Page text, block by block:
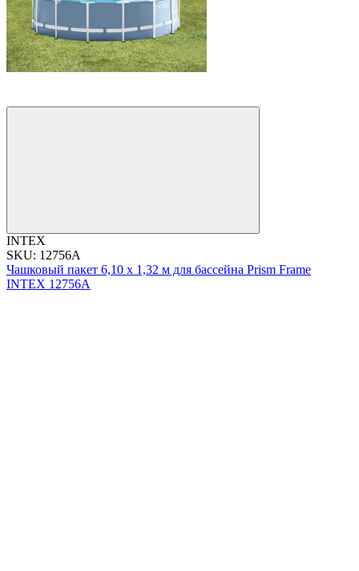
INTEX
SKU: 12756A
Чашковый пакет 6,10 x 1,32 м для бассейна Prism Frame
INTEX 12756A